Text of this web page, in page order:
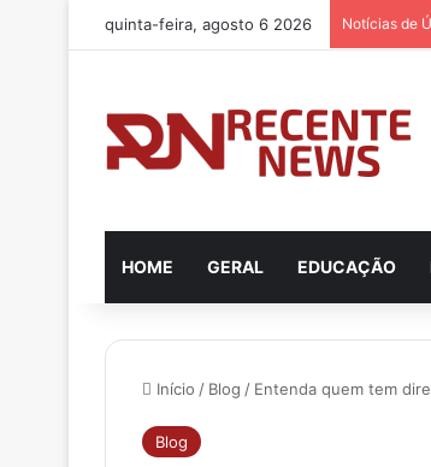
quinta-feira, agosto 6 2026 Notícias de
HOME GERAL EDUCAÇÃO
Início / Blog / Entenda quem tem
Blog